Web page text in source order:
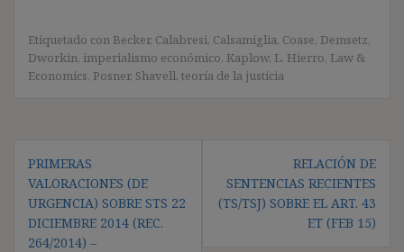
Etiquetado con Becker, Calabresi, Calsamiglia, Coase, Demsetz,
Dworkin, imperialismo económico, Kaplow, L. Hierro, Law &
Economics, Posner, Shavell, teoría de la justicia
de
entradas
PRIMERAS
VALORACIONES (DE
URGENCIA) SOBRE STS 22
DICIEMBRE 2014 (REC.
264/2014) –
RELACIÓN DE
SENTENCIAS RECIENTES
(TS/TSJ) SOBRE EL ART. 43
ET (FEB 15)